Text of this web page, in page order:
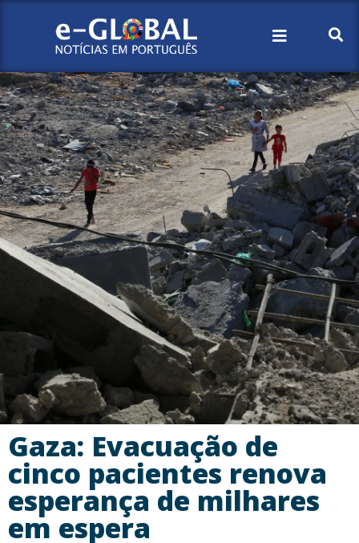
Gaza: Evacuação de
cinco pacientes renova
esperança de milhares
em espera